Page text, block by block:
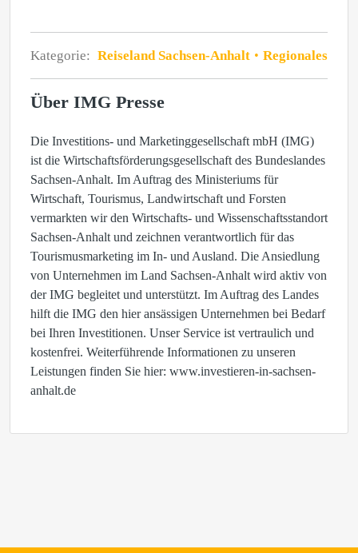
Kategorie: Reiseland Sachsen-Anhalt Regionales
Über IMG Presse
Die Investitions- und Marketinggesellschaft mbH (IMG)
ist die Wirtschaftsförderungsgesellschaft des Bundeslandes
Sachsen-Anhalt. Im Auftrag des Ministeriums für
Wirtschaft, Tourismus, Landwirtschaft und Forsten
vermarkten wir den Wirtschafts- und Wissenschaftsstandort
Sachsen-Anhalt und zeichnen verantwortlich für das
Tourismusmarketing im In- und Ausland. Die Ansiedlung
von Unternehmen im Land Sachsen-Anhalt wird aktiv von
der IMG begleitet und unterstützt. Im Auftrag des Landes
hilft die IMG den hier ansässigen Unternehmen bei Bedarf
bei Ihren Investitionen. Unser Service ist vertraulich und
kostenfrei. Weiterführende Informationen zu unseren
Leistungen finden Sie hier: www.investieren-in-sachsen-
anhalt.de